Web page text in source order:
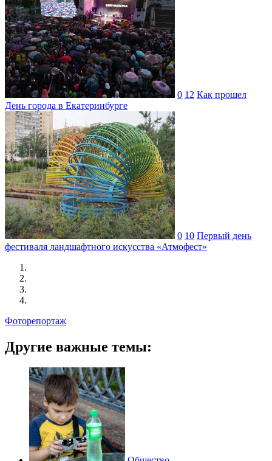
0 12 Как прошел
День города в Екатеринбурге
0 10 Первый день
фестиваля ландшафтного искусства «Атмофест»
Фоторепортаж
Другие важные темы: